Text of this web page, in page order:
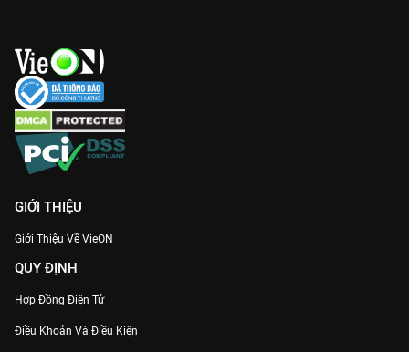
GIỚI THIỆU
Giới Thiệu Về VieON
QUY ĐỊNH
Hợp Đồng Điện Tử
Điều Khoản Và Điều Kiện